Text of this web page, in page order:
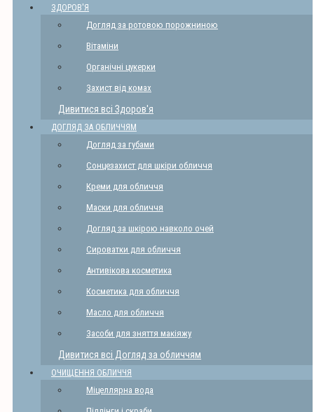
ЗДОРОВ'Я
Догляд за ротовою порожниною
Вітаміни
Органічні цукерки
Захист від комах
Дивитися всі Здоров'я
ДОГЛЯД ЗА ОБЛИЧЧЯМ
Догляд за губами
Сонцезахист для шкіри обличчя
Креми для обличчя
Маски для обличчя
Догляд за шкірою навколо очей
Сироватки для обличчя
Антивікова косметика
Косметика для обличчя
Масло для обличчя
Засоби для зняття макіяжу
Дивитися всі Догляд за обличчям
ОЧИЩЕННЯ ОБЛИЧЧЯ
Міцеллярна вода